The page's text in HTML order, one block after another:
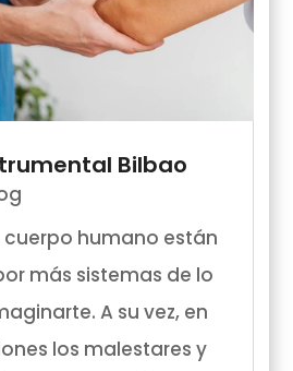
Bilbao
cuerpo humano están
más sistemas de lo
A su vez, en
los malestares y